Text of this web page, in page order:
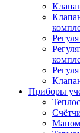
Приборы